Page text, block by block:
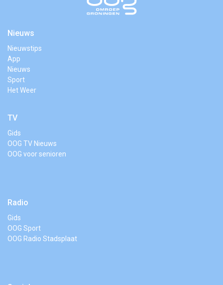
Nieuws
Nieuwstips
App
Nieuws
Sport
Het Weer
TV
Gids
OOG TV Nieuws
OOG voor senioren
Radio
Gids
OOG Sport
OOG Radio Stadsplaat